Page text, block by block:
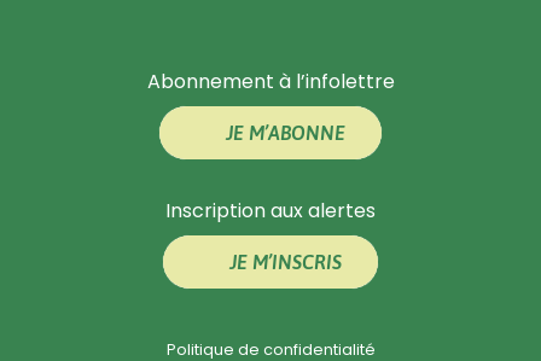
Abonnement à l’infolettre
JE M’ABONNE
Inscription aux alertes
JE M’INSCRIS
Politique de confidentialité